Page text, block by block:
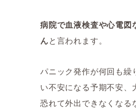
病院で血液検査や心電図
んと言われます。
パニック発作が何回も繰
い不安になる予期不安、
恐れて外出できなくなる